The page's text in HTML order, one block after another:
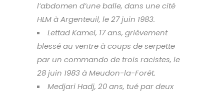
l’abdomen d’une balle, dans une cité
HLM à Argenteuil, le 27 juin 1983.
Lettad Kamel, 17 ans, grièvement
blessé au ventre à coups de serpette
par un commando de trois racistes, le
28 juin 1983 à Meudon-la-Forêt.
Medjari Hadj, 20 ans, tué par deux